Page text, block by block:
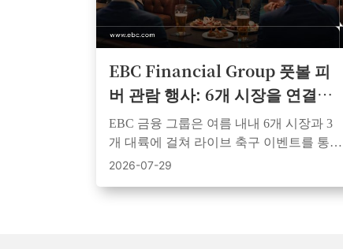
EBC Financial Group 풋볼 피
버 관람 행사: 6개 시장을 연결한
2026 시리즈
EBC 금융 그룹은 여름 내내 6개 시장과 3
개 대륙에 걸쳐 라이브 축구 이벤트를 통해
고객, 파트너 및 후원자들을 하나로 모았습
2026-07-29